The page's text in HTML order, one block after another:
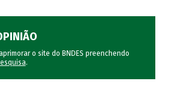
o site do BNDES preenchendo
.